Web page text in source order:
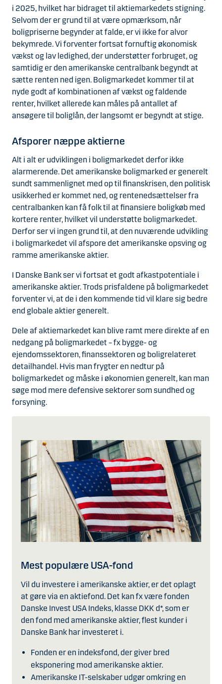
i 2025, hvilket har bidraget til aktiemarkedets stigning.
Selvom der er grund til at være opmærksom, når
boligpriserne begynder at falde, er vi ikke for alvor
bekymrede. Vi forventer fortsat fornuftig økonomisk
vækst og lav ledighed, der understøtter forbruget, og
samtidig er den amerikanske centralbank begyndt at
sætte renten ned igen. Boligmarkedet kommer til at
nyde godt af kombinationen af vækst og faldende
renter, hvilket allerede kan måles på antallet af
ansøgere til boliglån, der langsomt er begyndt at stige.
Afsporer næppe aktierne
Alt i alt er udviklingen i boligmarkedet derfor ikke
alarmerende. Det amerikanske boligmarked er generelt
sundt sammenlignet med op til finanskrisen, den politisk
usikkerhed er kommet ned, og rentenedsættelser fra
centralbanken kan få folk til at finansiere boligkøb med
kortere renter, hvilket vil understøtte boligmarkedet.
Derfor ser vi ingen grund til, at den nuværende udvikling
i boligmarkedet vil afspore det amerikanske opsving og
ramme amerikanske aktier.
I Danske Bank ser vi fortsat et godt afkastpotentiale i
amerikanske aktier. Trods prisfaldene på boligmarkedet
forventer vi, at de i den kommende tid vil klare sig bedre
end globale aktier generelt.
Dele af aktiemarkedet kan blive ramt mere direkte af en
nedgang på boligmarkedet – fx bygge- og
ejendomssektoren, finanssektoren og boligrelateret
detailhandel. Hvis man frygter en nedtur på
boligmarkedet og måske i økonomien generelt, kan man
søge mod mere defensive sektorer som sundhed og
forsyning.
Mest populære USA-fond
Vil du investere i amerikanske aktier, er det oplagt
at gøre via en aktiefond. Det kan fx være fonden
Danske Invest USA Indeks, klasse DKK d*, som er
den fond med amerikanske aktier, flest kunder i
Danske Bank har investeret i.
Fonden er en indeksfond, der giver bred
eksponering mod amerikanske aktier.
Amerikanske IT-selskaber udgør omkring en